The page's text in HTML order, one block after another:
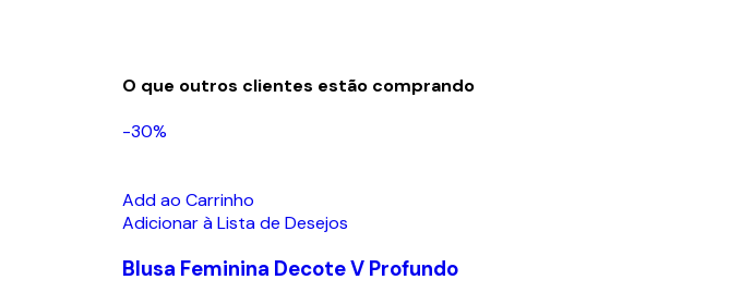
O que outros clientes estão comprando
-30%
Add ao Carrinho
Adicionar à Lista de Desejos
Blusa Feminina Decote V Profundo